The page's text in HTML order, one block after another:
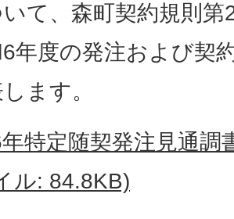
て、森町契約規則
年度の発注および契
ます。
特定随契発注見通調
ル: 84.8KB)